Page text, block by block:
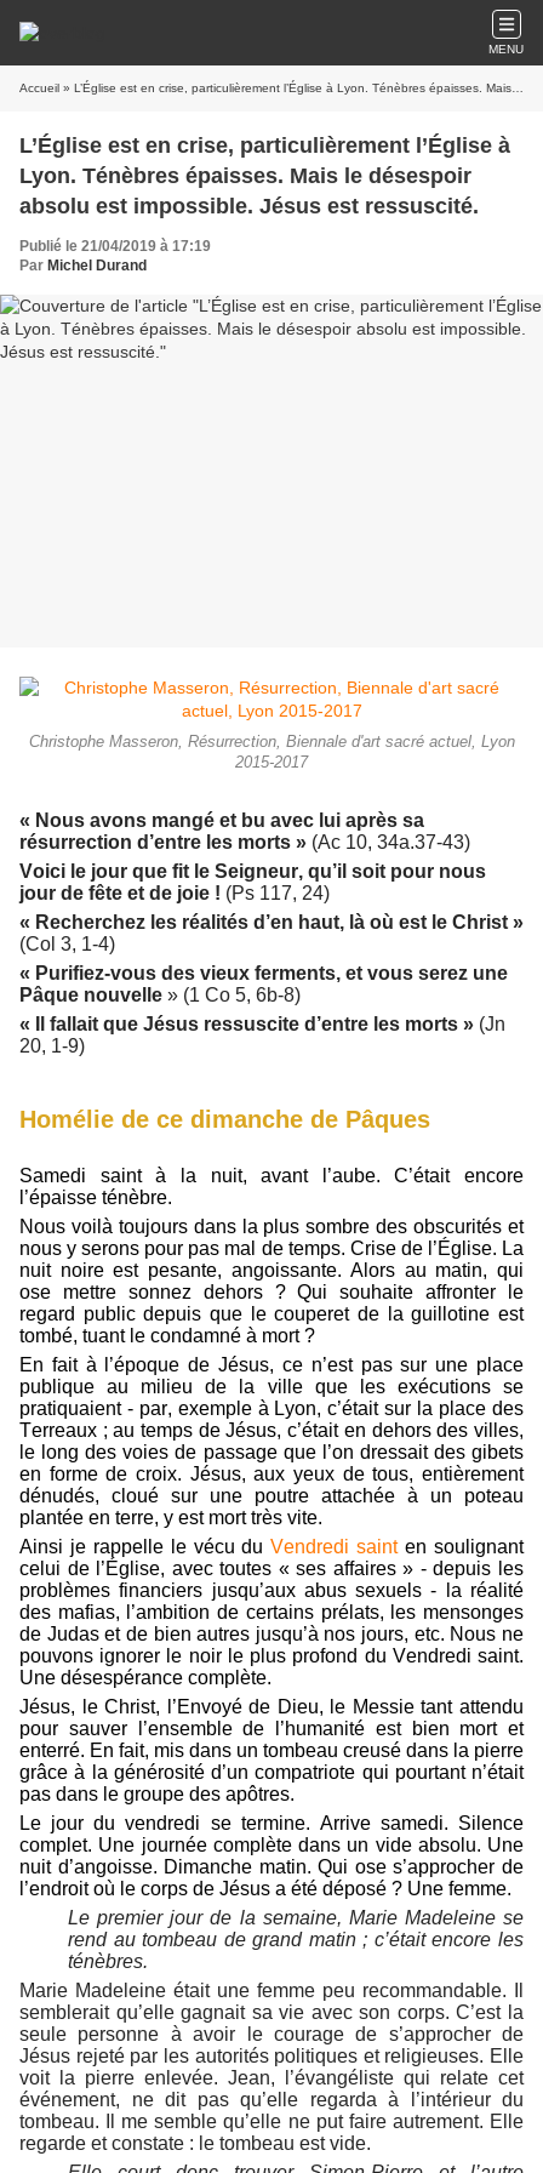
MENU
Accueil » L’Église est en crise, particulièrement l’Église à Lyon. Ténèbres épaisses. Mais le désespoir absolu est impossible. Jésus est ressuscité.
L’Église est en crise, particulièrement l’Église à
Lyon. Ténèbres épaisses. Mais le désespoir
absolu est impossible. Jésus est ressuscité.
Publié le 21/04/2019 à 17:19
Par Michel Durand
Christophe Masseron, Résurrection, Biennale d'art sacré actuel, Lyon
2015-2017
« Nous avons mangé et bu avec lui après sa
résurrection d’entre les morts » (Ac 10, 34a.37-43)
Voici le jour que fit le Seigneur, qu’il soit pour nous
jour de fête et de joie ! (Ps 117, 24)
« Recherchez les réalités d’en haut, là où est le Christ »
(Col 3, 1-4)
« Purifiez-vous des vieux ferments, et vous serez une
Pâque nouvelle » (1 Co 5, 6b-8)
« Il fallait que Jésus ressuscite d’entre les morts » (Jn
20, 1-9)
Homélie de ce dimanche de Pâques
Samedi saint à la nuit, avant l’aube. C’était encore
l’épaisse ténèbre.
Nous voilà toujours dans la plus sombre des obscurités et
nous y serons pour pas mal de temps. Crise de l’Église. La
nuit noire est pesante, angoissante. Alors au matin, qui
ose mettre sonnez dehors ? Qui souhaite affronter le
regard public depuis que le couperet de la guillotine est
tombé, tuant le condamné à mort ?
En fait à l’époque de Jésus, ce n’est pas sur une place
publique au milieu de la ville que les exécutions se
pratiquaient - par, exemple à Lyon, c’était sur la place des
Terreaux ; au temps de Jésus, c’était en dehors des villes,
le long des voies de passage que l’on dressait des gibets
en forme de croix. Jésus, aux yeux de tous, entièrement
dénudés, cloué sur une poutre attachée à un poteau
plantée en terre, y est mort très vite.
Ainsi je rappelle le vécu duVendredi sainten soulignant
celui de l’Église, avec toutes « ses affaires » - depuis les
problèmes financiers jusqu’aux abus sexuels - la réalité
des mafias, l’ambition de certains prélats, les mensonges
de Judas et de bien autres jusqu’à nos jours, etc. Nous ne
pouvons ignorer le noir le plus profond du Vendredi saint.
Une désespérance complète.
Jésus, le Christ, l’Envoyé de Dieu, le Messie tant attendu
pour sauver l’ensemble de l’humanité est bien mort et
enterré. En fait, mis dans un tombeau creusé dans la pierre
grâce à la générosité d’un compatriote qui pourtant n’était
pas dans le groupe des apôtres.
Le jour du vendredi se termine. Arrive samedi. Silence
complet. Une journée complète dans un vide absolu. Une
nuit d’angoisse. Dimanche matin. Qui ose s’approcher de
l’endroit où le corps de Jésus a été déposé ? Une femme.
Le premier jour de la semaine, Marie Madeleine se
rend au tombeau de grand matin ; c’était encore les
ténèbres.
Marie Madeleine était une femme peu recommandable. Il
semblerait qu’elle gagnait sa vie avec son corps. C’est la
seule personne à avoir le courage de s’approcher de
Jésus rejeté par les autorités politiques et religieuses. Elle
voit la pierre enlevée. Jean, l’évangéliste qui relate cet
événement, ne dit pas qu’elle regarda à l’intérieur du
tombeau. Il me semble qu’elle ne put faire autrement. Elle
regarde et constate : le tombeau est vide.